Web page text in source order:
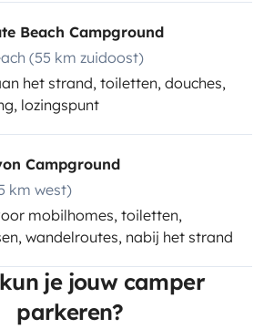
Beach Campground
(55 km zuidoost)
het strand, toiletten, douches,
lozingspunt
Campground
km west)
mobilhomes, toiletten,
wandelroutes, nabij het strand
je jouw camper
parkeren?